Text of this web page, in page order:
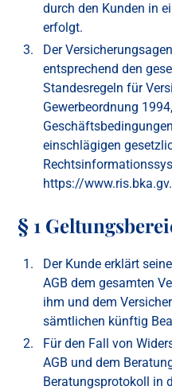
durch den Kunden in
erfolgt.
Der
entsprechend den
Standesregeln für
Gewerbeordnung
einschlägigen
https://
§ 1
Der Kunde erklärt
AGB dem gesamten
ihm und dem
sämtlichen künftig
Für den Fall von
AGB und dem
Beratungsprotokoll in